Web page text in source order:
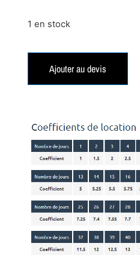
1 en stock
Ajouter au devis